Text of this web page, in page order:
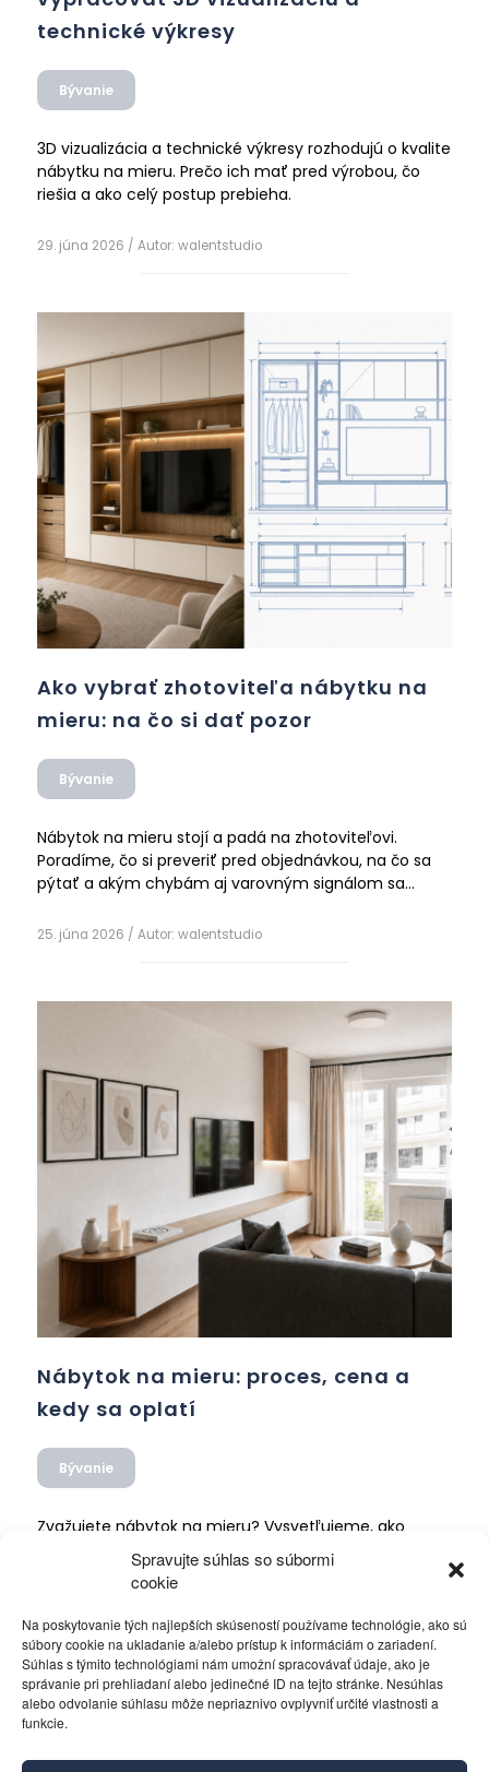
Spravujte súhlas so súbormi
cookie
Na poskytovanie tých najlepších skúseností používame technológie, ako sú
súbory cookie na ukladanie a/alebo prístup k informáciám o zariadení.
Súhlas s týmito technológiami nám umožní spracovávať údaje, ako je
správanie pri prehliadaní alebo jedinečné ID na tejto stránke. Nesúhlas
alebo odvolanie súhlasu môže nepriaznivo ovplyvniť určité vlastnosti a
funkcie.
technické výkresy
Bývanie
3D vizualizácia a technické výkresy rozhodujú o kvalite
nábytku na mieru. Prečo ich mať pred výrobou, čo
riešia a ako celý postup prebieha.
29. júna 2026 / Autor: walentstudio
Ako vybrať zhotoviteľa nábytku na
mieru: na čo si dať pozor
Bývanie
Nábytok na mieru stojí a padá na zhotoviteľovi.
Poradíme, čo si preveriť pred objednávkou, na čo sa
pýtať a akým chybám aj varovným signálom sa
25. júna 2026 / Autor: walentstudio
Nábytok na mieru: proces, cena a
kedy sa oplatí
Bývanie
Zvažujete nábytok na mieru? Vysvetľujeme, ako
prebieha návrh, čo ovplyvňuje cenu, aké materiály
vybrať a kedy sa oplatí viac než sériový nábytok.
17. júna 2026 / Autor:walentstudio
Kontakt